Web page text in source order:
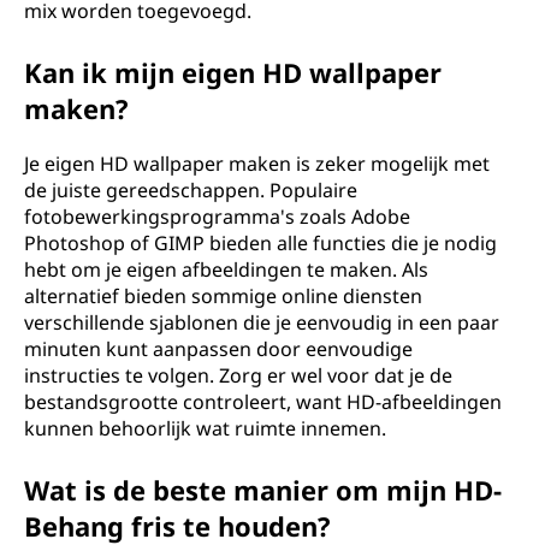
mix worden toegevoegd.
Kan ik mijn eigen HD wallpaper
maken?
Je eigen HD wallpaper maken is zeker mogelijk met
de juiste gereedschappen. Populaire
fotobewerkingsprogramma's zoals Adobe
Photoshop of GIMP bieden alle functies die je nodig
hebt om je eigen afbeeldingen te maken. Als
alternatief bieden sommige online diensten
verschillende sjablonen die je eenvoudig in een paar
minuten kunt aanpassen door eenvoudige
instructies te volgen. Zorg er wel voor dat je de
bestandsgrootte controleert, want HD-afbeeldingen
kunnen behoorlijk wat ruimte innemen.
Wat is de beste manier om mijn HD-
Behang fris te houden?